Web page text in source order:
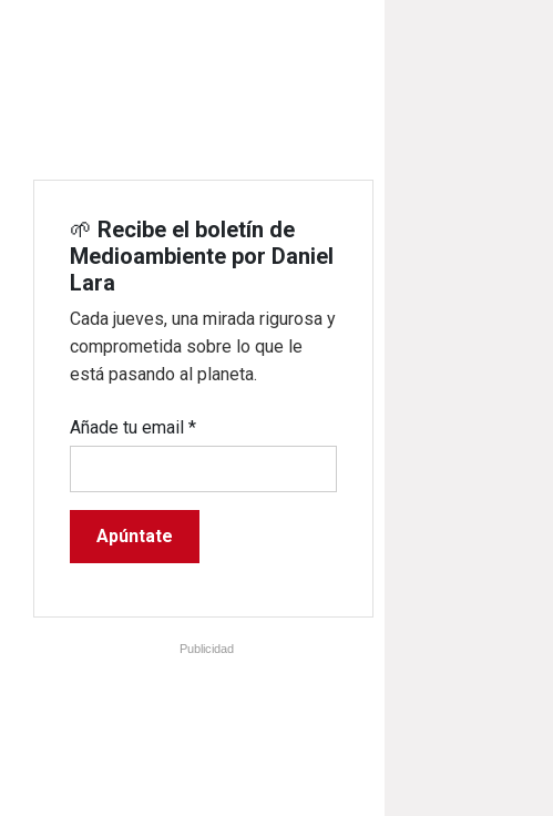
🌱 Recibe el boletín de
Medioambiente por Daniel
Lara
Cada jueves, una mirada rigurosa y
comprometida sobre lo que le
está pasando al planeta.
Añade tu email*
Publicidad